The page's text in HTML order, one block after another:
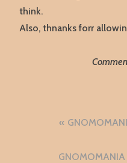
think.
Also, thnanks forr
articoliGNOMOMANIA